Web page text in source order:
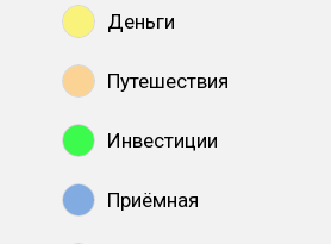
Деньги
Путешествия
Инвестиции
Приёмная